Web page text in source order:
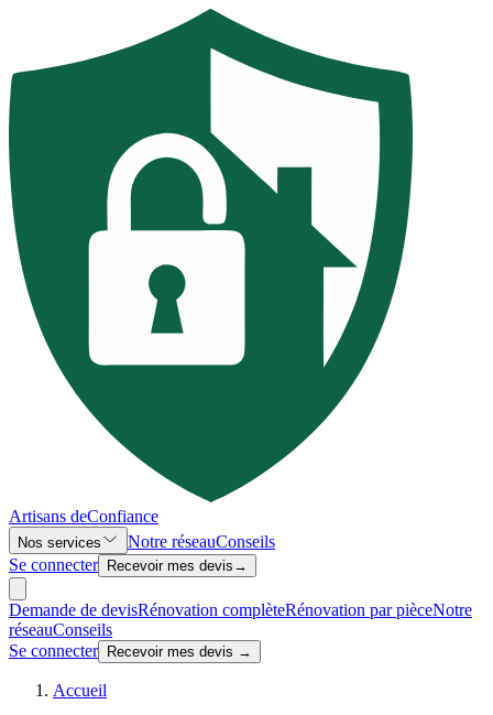
Artisans deConfiance
Nos services Notre réseauConseils
Se connecter
Recevoir mes devis →
Demande de devisRénovation complèteRénovation par pièceNotre
réseauConseils
Se connecter
Recevoir mes devis →
Accueil